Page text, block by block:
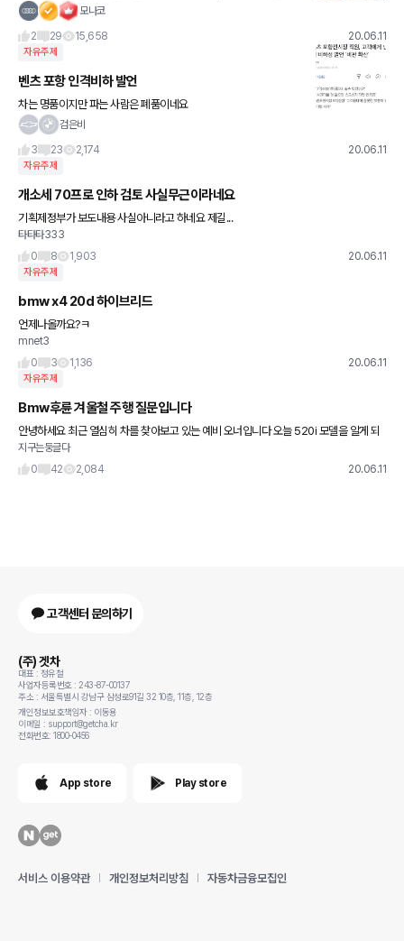
이얼식은 미적용이네요 (개인적으로 다이얼식 별로...) 기대할만한 포
모나코
2
29 15,658 20.06.11
자유주제
벤츠 포항 인격비하 발언
차는 명품이지만 파는 사람은 폐품이네요
검은비
3
23 2,174 20.06.11
자유주제
개소세 70프로 인하 검토 사실무근이라네요
기획제정부가 보도내용 사실아니라고 하네요 제길...
타타타333
0
8 1,903 20.06.11
자유주제
bmw x4 20d 하이브리드
언제나올까요?ㅋ
mnet3
0
3 1,136 20.06.11
자유주제
Bmw후륜 겨울철 주행 질문입니다
안녕하세요 최근 열심히 차를 찾아보고 있는 예비 오너입니다 오늘 520i 모델을 알게 되
었습니다.. 가격도 성능도 꽤 준수하고 착하더라구요 ㅎ 근데 후륜이라 많이 걱정이 되네
요.. 지금은
지구는둥글다
0
42 2,084 20.06.11
고객센터 문의하기
(주) 겟차
대표 : 정유철
사업자등록번호 : 243-87-00137
주소 : 서울특별시 강남구 삼성로91길 32 10층, 11층, 12층
개인정보보호책임자 : 이동용
이메일 : support@getcha.kr
전화번호: 1800-0456
App store Play store
서비스 이용약관 개인정보처리방침 자동차금융모집인